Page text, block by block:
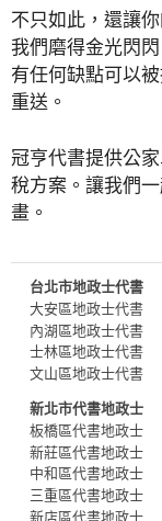
不只如此，還讓
我們磨得金光閃
有任何缺點可以
重送。
冠亨代書提供公
稅方案。讓我們
畫。
台北市地政士代書
大安區地政士代書
內湖區地政士代書
士林區地政士代書
文山區地政士代書
新北市代書地政士
板橋區代書地政士
新莊區代書地政士
中和區代書地政士
三重區代書地政士
新店區代書地政士